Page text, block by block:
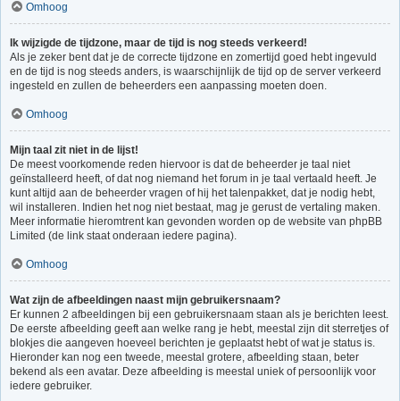
Omhoog
Ik wijzigde de tijdzone, maar de tijd is nog steeds verkeerd!
Als je zeker bent dat je de correcte tijdzone en zomertijd goed hebt ingevuld
en de tijd is nog steeds anders, is waarschijnlijk de tijd op de server verkeerd
ingesteld en zullen de beheerders een aanpassing moeten doen.
Omhoog
Mijn taal zit niet in de lijst!
De meest voorkomende reden hiervoor is dat de beheerder je taal niet
geïnstalleerd heeft, of dat nog niemand het forum in je taal vertaald heeft. Je
kunt altijd aan de beheerder vragen of hij het talenpakket, dat je nodig hebt,
wil installeren. Indien het nog niet bestaat, mag je gerust de vertaling maken.
Meer informatie hieromtrent kan gevonden worden op de website van phpBB
Limited (de link staat onderaan iedere pagina).
Omhoog
Wat zijn de afbeeldingen naast mijn gebruikersnaam?
Er kunnen 2 afbeeldingen bij een gebruikersnaam staan als je berichten leest.
De eerste afbeelding geeft aan welke rang je hebt, meestal zijn dit sterretjes of
blokjes die aangeven hoeveel berichten je geplaatst hebt of wat je status is.
Hieronder kan nog een tweede, meestal grotere, afbeelding staan, beter
bekend als een avatar. Deze afbeelding is meestal uniek of persoonlijk voor
iedere gebruiker.